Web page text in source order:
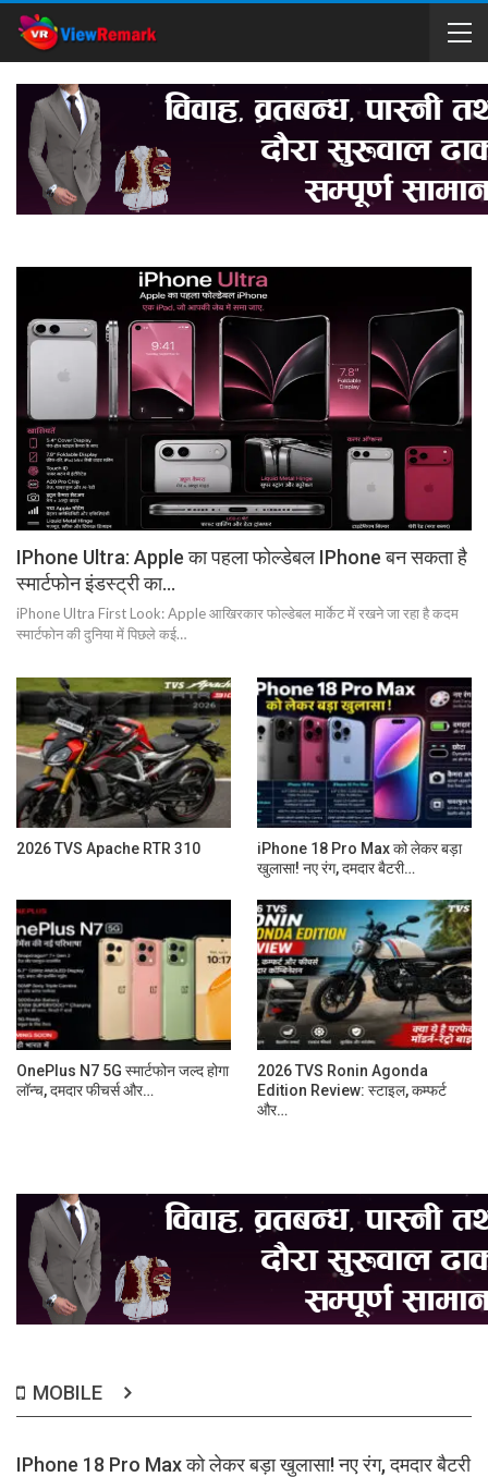
IPhone Ultra: Apple का पहला फोल्डेबल IPhone बन सकता है
स्मार्टफोन इंडस्ट्री का…
iPhone Ultra First Look: Apple आखिरकार फोल्डेबल मार्केट में रखने जा रहा है कदम
स्मार्टफोन की दुनिया में पिछले कई…
2026 TVS Apache RTR 310
iPhone 18 Pro Max को लेकर बड़ा
खुलासा! नए रंग, दमदार बैटरी…
OnePlus N7 5G स्मार्टफोन जल्द होगा
लॉन्च, दमदार फीचर्स और…
2026 TVS Ronin Agonda
Edition Review: स्टाइल, कम्फर्ट
और…
MOBILE
IPhone 18 Pro Max को लेकर बड़ा खुलासा! नए रंग, दमदार बैटरी